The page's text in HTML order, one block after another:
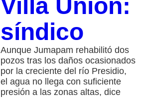
Villa Unión:
síndico
Aunque Jumapam rehabilitó dos
pozos tras los daños ocasionados
por la creciente del río Presidio,
el agua no llega con suficiente
presión a las zonas altas, dice